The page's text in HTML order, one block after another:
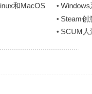
和MacOS •
• Steam创
• SCUM人